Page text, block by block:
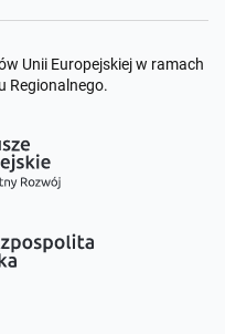
Unii Europejskiej w ramach
Regionalnego.